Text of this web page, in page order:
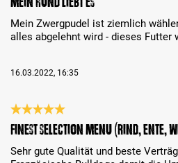
Mein Zwergpudel ist ziemlich
alles abgelehnt wird - dieses Futter
16.03.2022, 16:35
Review with rating of 5 out of 5
Finest Selection Menu (Rind, Ente,
Sehr gute Qualität und beste